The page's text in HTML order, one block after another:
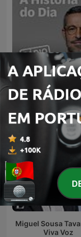
A História do
Miguel Sousa
Viva Voz